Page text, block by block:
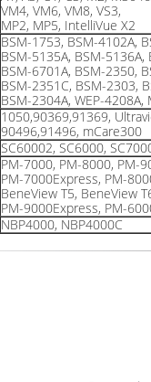
VM4, VM6, VM8, VS3,
MP2, MP5, IntelliVue X2
BSM-1753, BSM-4102A,
BSM-5135A, BSM-5136A,
BSM-6701A, BSM-2350,
BSM-2351C, BSM-2303,
BSM-2304A, WEP-4208A,
1050,90369,91369,
90496,91496, mCare300
SC60002, SC6000,
PM-7000, PM-8000, PM-
PM-7000Express, PM-
BeneView T5, BeneView
PM-9000Express, PM-
NBP4000, NBP4000C